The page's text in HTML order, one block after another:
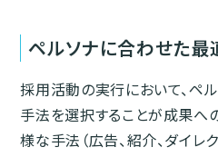
ペルソナに合わせた
採用活動の実行において、ペ
手法を選択することが成果へ
様な手法（広告、紹介、ダイレ